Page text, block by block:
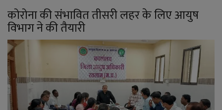
कोरोना की संभावित तीसरी लहर के लिए आयुष
विभाग ने की तैयारी